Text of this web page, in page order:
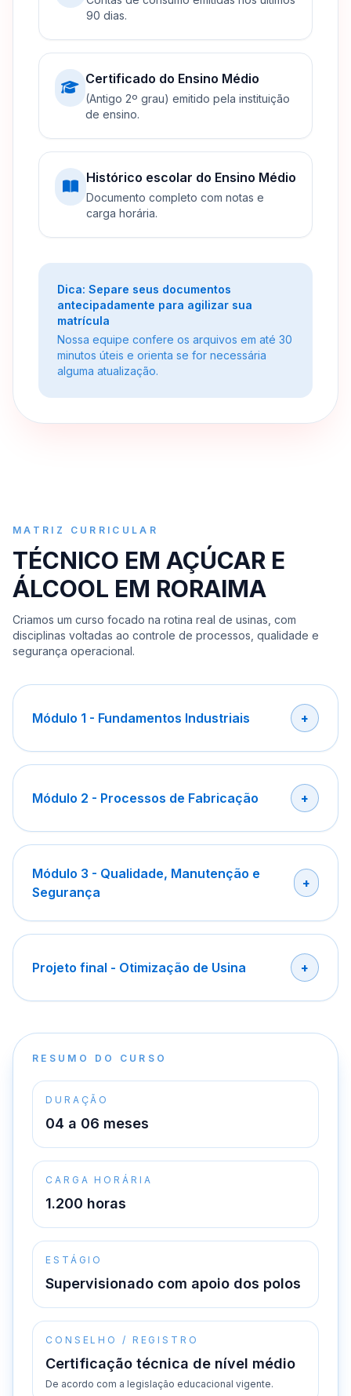
90 dias.
Certificado do Ensino Médio
(Antigo 2º grau) emitido pela instituição
de ensino.
Histórico escolar do Ensino Médio
Documento completo com notas e
carga horária.
Dica: Separe seus documentos
antecipadamente para agilizar sua
matrícula
Nossa equipe confere os arquivos em até 30
minutos úteis e orienta se for necessária
alguma atualização.
MATRIZ CURRICULAR
TÉCNICO EM AÇÚCAR E
ÁLCOOL EM RORAIMA
Criamos um curso focado na rotina real de usinas, com
disciplinas voltadas ao controle de processos, qualidade e
segurança operacional.
Módulo 1 - Fundamentos Industriais
Módulo 2 - Processos de Fabricação
Módulo 3 - Qualidade, Manutenção e
Segurança
Projeto final - Otimização de Usina
RESUMO DO CURSO
DURAÇÃO
04 a 06 meses
CARGA HORÁRIA
1.200 horas
ESTÁGIO
Supervisionado com apoio dos polos
CONSELHO / REGISTRO
Certificação técnica de nível médio
De acordo com a legislação educacional vigente.